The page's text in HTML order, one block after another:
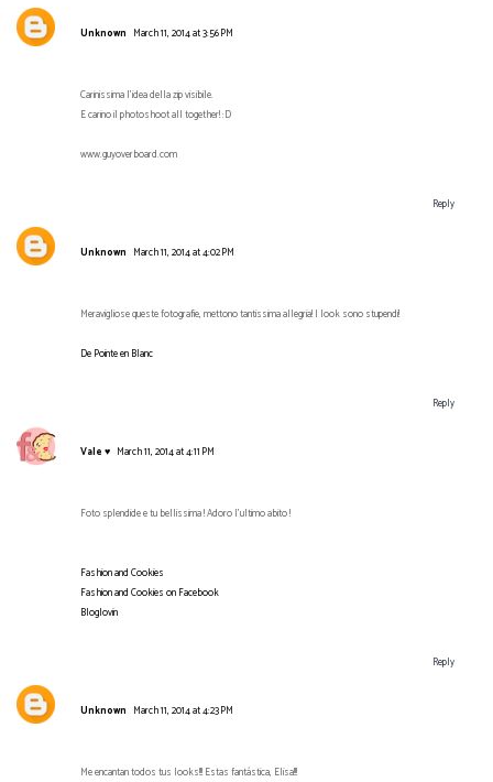
Unknown March 11, 2014 at 3:56 PM
Carinissima l'idea della zip visibile.
E carino il photoshoot all together! :D
www.guyoverboard.com
Reply
Unknown March 11, 2014 at 4:02 PM
Meravigliose queste fotografie, mettono tantissima allegria! I look sono stupendi!
De Pointe en Blanc
Reply
Vale ♥ March 11, 2014 at 4:11 PM
Foto splendide e tu bellissima ! Adoro l'ultimo abito !
Fashion and Cookies
Fashion and Cookies on Facebook
Bloglovin
Reply
Unknown March 11, 2014 at 4:23 PM
Me encantan todos tus looks!!! Estas fantástica, Elisa!!!